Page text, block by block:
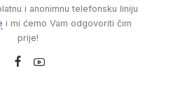
i anonimnu telefonsku liniju
i mi ćemo Vam odgovoriti čim
prije!